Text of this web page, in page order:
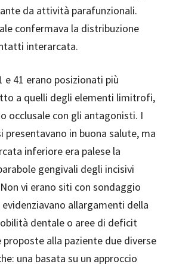
da attività parafunzionali.
confermava la distribuzione
interarcata.
e 41 erano posizionati più
a quelli degli elementi limitrofi,
occlusale con gli antagonisti. I
presentavano in buona salute, ma
inferiore era palese la
gengivali degli incisivi
vi erano siti con sondaggio
allargamenti della
dentale o aree di deficit
alla paziente due diverse
una basata su un approccio